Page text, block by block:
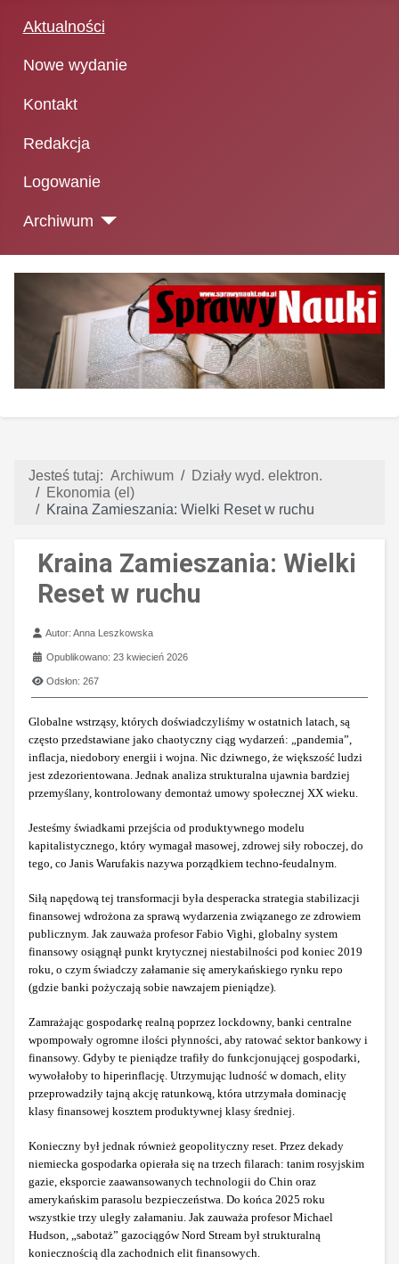
Aktualności
Nowe wydanie
Kontakt
Redakcja
Logowanie
Archiwum
Jesteś tutaj: Archiwum
Działy wyd. elektron.
Ekonomia (el)
Kraina Zamieszania: Wielki Reset w ruchu
Kraina Zamieszania: Wielki
Reset w ruchu
Szczegóły
Autor:Anna Leszkowska
Opublikowano: 23 kwiecień 2026
Odsłon: 267
Globalne wstrząsy, których doświadczyliśmy w ostatnich latach, są
często przedstawiane jako chaotyczny ciąg wydarzeń: „pandemia”,
inflacja, niedobory energii i wojna. Nic dziwnego, że większość ludzi
jest zdezorientowana. Jednak analiza strukturalna ujawnia bardziej
przemyślany, kontrolowany demontaż umowy społecznej XX wieku.
Jesteśmy świadkami przejścia od produktywnego modelu
kapitalistycznego, który wymagał masowej, zdrowej siły roboczej, do
tego, co Janis Warufakis nazywa porządkiem techno-feudalnym.
Siłą napędową tej transformacji była desperacka strategia stabilizacji
finansowej wdrożona za sprawą wydarzenia związanego ze zdrowiem
publicznym. Jak zauważa profesor Fabio Vighi, globalny system
finansowy osiągnął punkt krytycznej niestabilności pod koniec 2019
roku, o czym świadczy załamanie się amerykańskiego rynku repo
(gdzie banki pożyczają sobie nawzajem pieniądze).
Zamrażając gospodarkę realną poprzez lockdowny, banki centralne
wpompowały ogromne ilości płynności, aby ratować sektor bankowy i
finansowy. Gdyby te pieniądze trafiły do funkcjonującej gospodarki,
wywołałoby to hiperinflację. Utrzymując ludność w domach, elity
przeprowadziły tajną akcję ratunkową, która utrzymała dominację
klasy finansowej kosztem produktywnej klasy średniej.
Konieczny był jednak również geopolityczny reset. Przez dekady
niemiecka gospodarka opierała się na trzech filarach: tanim rosyjskim
gazie, eksporcie zaawansowanych technologii do Chin oraz
amerykańskim parasolu bezpieczeństwa. Do końca 2025 roku
wszystkie trzy uległy załamaniu. Jak zauważa profesor Michael
Hudson, „sabotaż” gazociągów Nord Stream był strukturalną
koniecznością dla zachodnich elit finansowych.